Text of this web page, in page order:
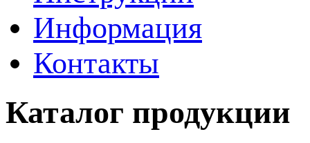
Информация
Контакты
Каталог продукции